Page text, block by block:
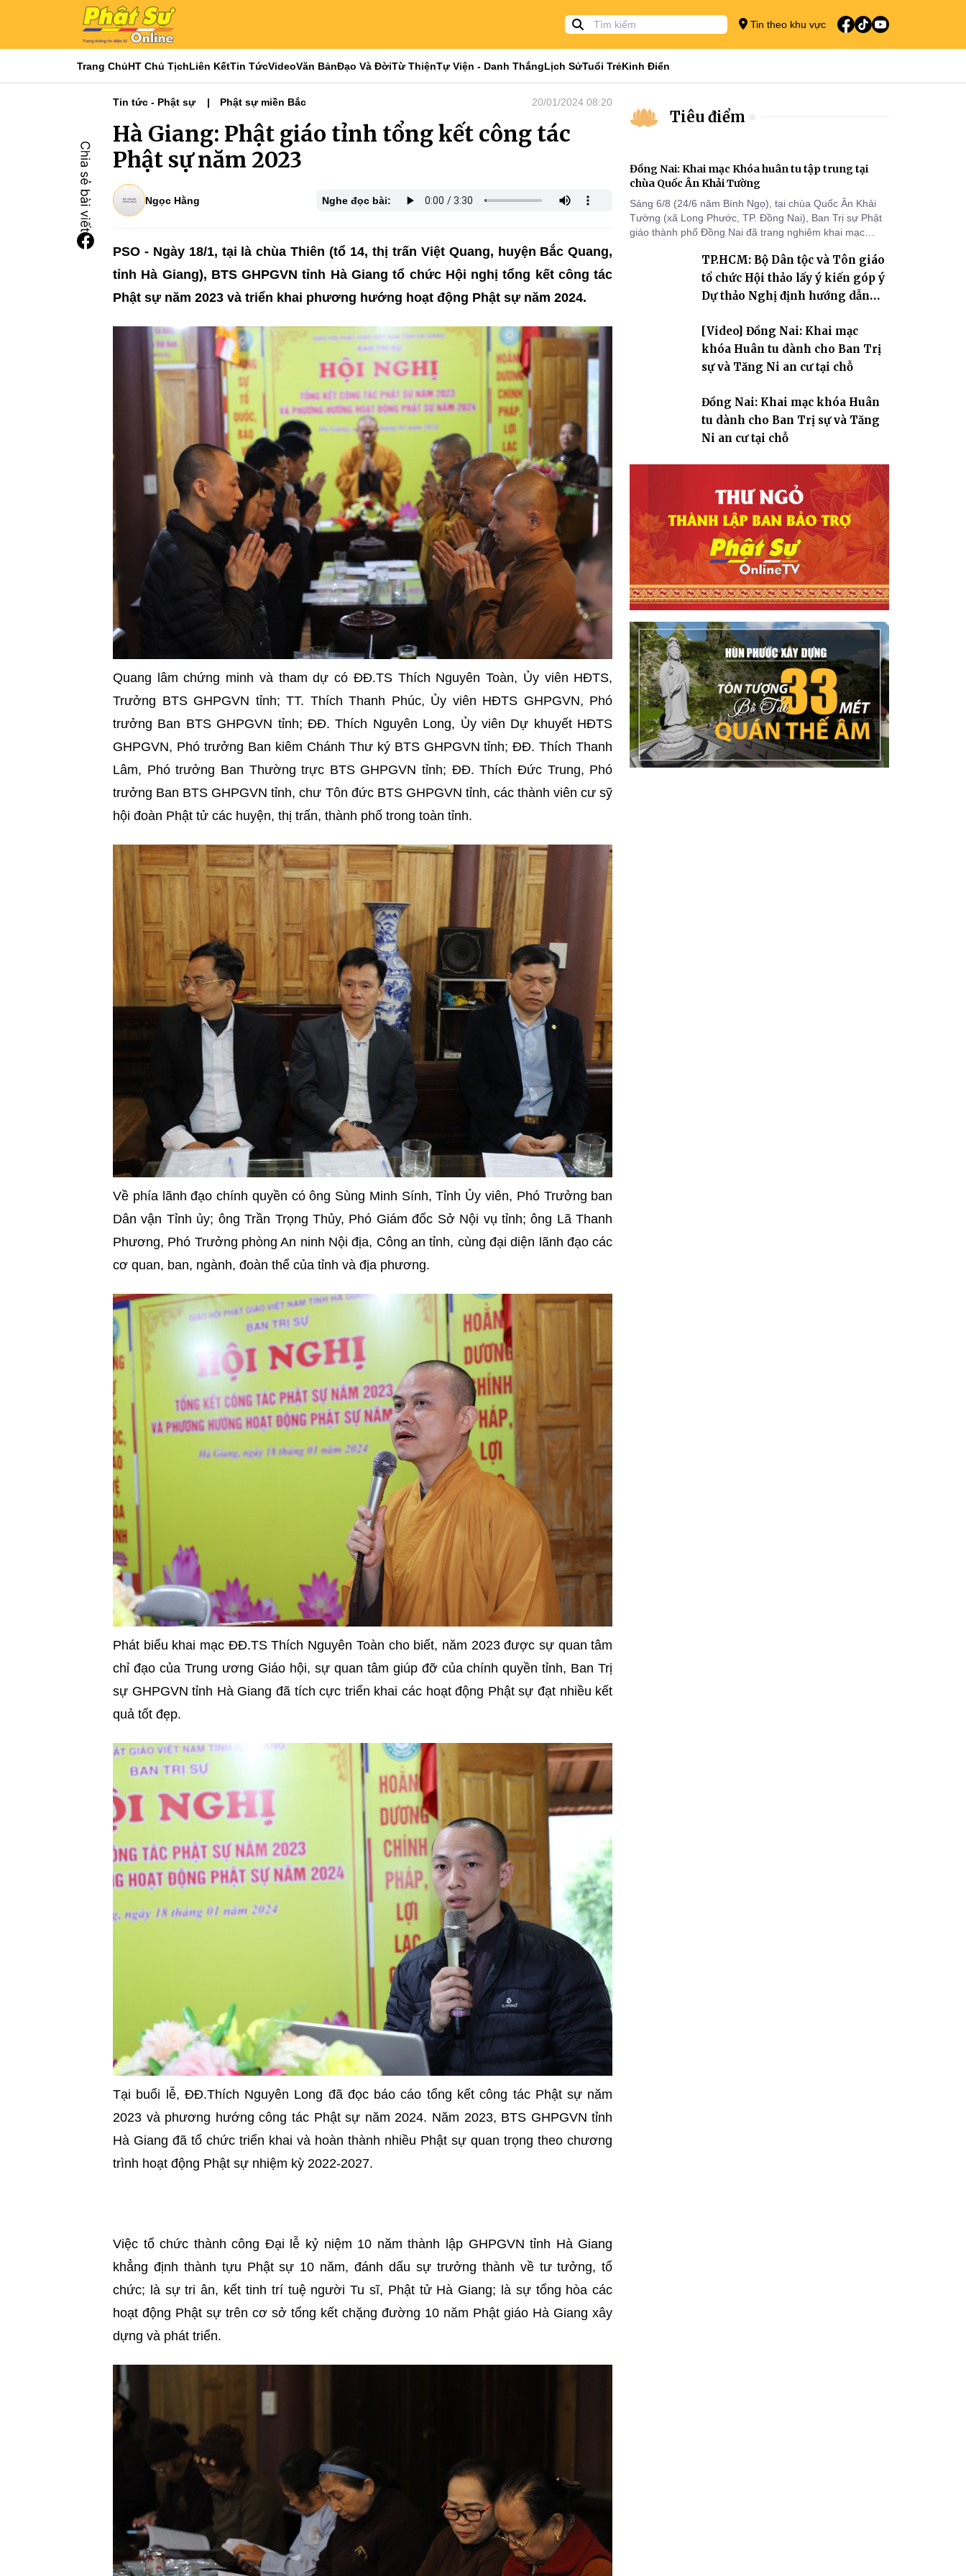
Tin theo khu vực
Trang ChủHT Chủ TịchLiên KếtTin TứcVideoVăn BảnĐạo Và ĐờiTừ ThiệnTự Viện - Danh ThắngLịch SửTuổi TrẻKinh Điển
Tin tức - Phật sự Phật sự miền Bắc 20/01/2024 08:20
Hà Giang: Phật giáo tỉnh tổng kết công tác
Phật sự năm 2023
Ngọc Hằng Nghe đọc bài:
PSO - Ngày 18/1, tại là chùa Thiên (tổ 14, thị trấn Việt Quang, huyện Bắc Quang,
tỉnh Hà Giang), BTS GHPGVN tỉnh Hà Giang tổ chức Hội nghị tổng kết công tác
Phật sự năm 2023 và triển khai phương hướng hoạt động Phật sự năm 2024.
Quang lâm chứng minh và tham dự có ĐĐ.TS Thích Nguyên Toàn, Ủy viên HĐTS,
Trưởng BTS GHPGVN tỉnh; TT. Thích Thanh Phúc, Ủy viên HĐTS GHPGVN, Phó
trưởng Ban BTS GHPGVN tỉnh; ĐĐ. Thích Nguyên Long, Ủy viên Dự khuyết HĐTS
GHPGVN, Phó trưởng Ban kiêm Chánh Thư ký BTS GHPGVN tỉnh; ĐĐ. Thích Thanh
Lâm, Phó trưởng Ban Thường trực BTS GHPGVN tỉnh; ĐĐ. Thích Đức Trung, Phó
trưởng Ban BTS GHPGVN tỉnh, chư Tôn đức BTS GHPGVN tỉnh, các thành viên cư sỹ
hội đoàn Phật tử các huyện, thị trấn, thành phố trong toàn tỉnh.
Về phía lãnh đạo chính quyền có ông Sùng Minh Sính, Tỉnh Ủy viên, Phó Trưởng ban
Dân vận Tỉnh ủy; ông Trần Trọng Thủy, Phó Giám đốc Sở Nội vụ tỉnh; ông Lã Thanh
Phương, Phó Trưởng phòng An ninh Nội địa, Công an tỉnh, cùng đại diện lãnh đạo các
cơ quan, ban, ngành, đoàn thể của tỉnh và địa phương.
Phát biểu khai mạc ĐĐ.TSThích Nguyên Toàn cho biết, năm 2023 được sự quan tâm
chỉ đạo của Trung ương Giáo hội, sự quan tâm giúp đỡ của chính quyền tỉnh, Ban Trị
sự GHPGVN tỉnh Hà Giang đã tích cực triển khai các hoạt động Phật sự đạt nhiều kết
quả tốt đẹp.
Tại buổi lễ, ĐĐ.Thích Nguyên Long đã đọc báo cáo tổng kết công tác Phật sự năm
2023 và phương hướng công tác Phật sự năm 2024. Năm 2023, BTS GHPGVN tỉnh
Hà Giang đã tổ chức triển khai và hoàn thành nhiều Phật sự quan trọng theo chương
trình hoạt động Phật sự nhiệm kỳ 2022-2027.
Việc tổ chức thành công Đại lễ kỷ niệm 10 năm thành lập GHPGVN tỉnh Hà Giang
khẳng định thành tựu Phật sự 10 năm, đánh dấu sự trưởng thành về tư tưởng, tổ
chức; là sự tri ân, kết tinh trí tuệ người Tu sĩ, Phật tử Hà Giang; là sự tổng hòa các
hoạt động Phật sự trên cơ sở tổng kết chặng đường 10 năm Phật giáo Hà Giang xây
dựng và phát triển.
Tiêu điểm
Đồng Nai: Khai mạc Khóa huân tu tập trung tại
chùa Quốc Ân Khải Tường
Sáng 6/8 (24/6 năm Bính Ngọ), tại chùa Quốc Ân Khải
Tường (xã Long Phước, TP. Đồng Nai), Ban Trị sự Phật
giáo thành phố Đồng Nai đã trang nghiêm khai mạc
2570 dành cho chư Tăng hành giả an cư tại chỗ khu vực
VII, VIII và trường hạ chùa Quốc Ân Khải Tường.
TP.HCM: Bộ Dân tộc và Tôn giáo
tổ chức Hội thảo lấy ý kiến góp ý
Dự thảo Nghị định hướng dẫn
giáo
[Video] Đồng Nai: Khai mạc
khóa Huân tu dành cho Ban Trị
sự và Tăng Ni an cư tại chỗ
Đồng Nai: Khai mạc khóa Huân
tu dành cho Ban Trị sự và Tăng
Ni an cư tại chỗ